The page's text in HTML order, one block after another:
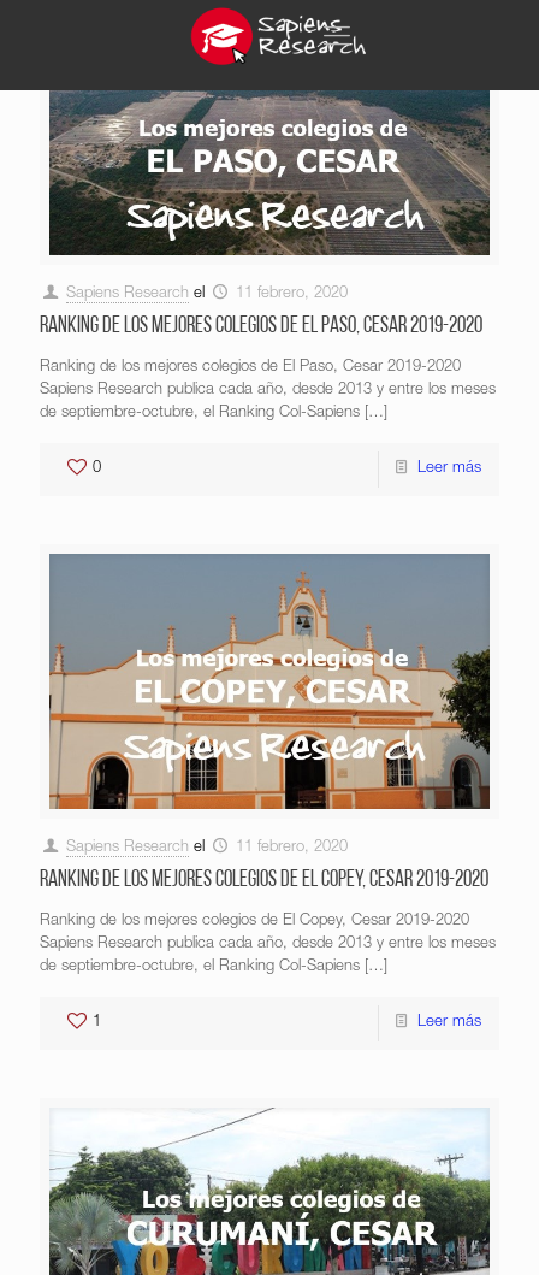
Sapiens Research el 11 febrero, 2020
Ranking de los mejores colegios de El Paso, Cesar 2019-2020
Ranking de los mejores colegios de El Paso, Cesar 2019-2020
Sapiens Research publica cada año, desde 2013 y entre los meses
de septiembre-octubre, el Ranking Col-Sapiens […]
0 Leer más
Sapiens Research el 11 febrero, 2020
Ranking de los mejores colegios de El Copey, Cesar 2019-2020
Ranking de los mejores colegios de El Copey, Cesar 2019-2020
Sapiens Research publica cada año, desde 2013 y entre los meses
de septiembre-octubre, el Ranking Col-Sapiens […]
1 Leer más